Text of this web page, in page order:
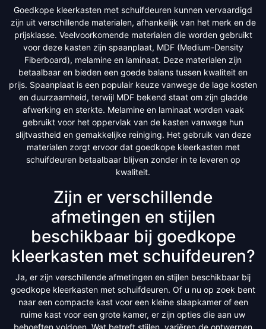
Goedkope kleerkasten met schuifdeuren kunnen vervaardigd
zijn uit verschillende materialen, afhankelijk van het merk en de
prijsklasse. Veelvoorkomende materialen die worden gebruikt
voor deze kasten zijn spaanplaat, MDF (Medium-Density
Fiberboard), melamine en laminaat. Deze materialen zijn
betaalbaar en bieden een goede balans tussen kwaliteit en
prijs. Spaanplaat is een populair keuze vanwege de lage kosten
en duurzaamheid, terwijl MDF bekend staat om zijn gladde
afwerking en sterkte. Melamine en laminaat worden vaak
gebruikt voor het oppervlak van de kasten vanwege hun
slijtvastheid en gemakkelijke reiniging. Het gebruik van deze
materialen zorgt ervoor dat goedkope kleerkasten met
schuifdeuren betaalbaar blijven zonder in te leveren op
kwaliteit.
Zijn er verschillende
afmetingen en stijlen
beschikbaar bij goedkope
kleerkasten met schuifdeuren?
Ja, er zijn verschillende afmetingen en stijlen beschikbaar bij
goedkope kleerkasten met schuifdeuren. Of u nu op zoek bent
naar een compacte kast voor een kleine slaapkamer of een
ruime kast voor een grote kamer, er zijn opties die aan uw